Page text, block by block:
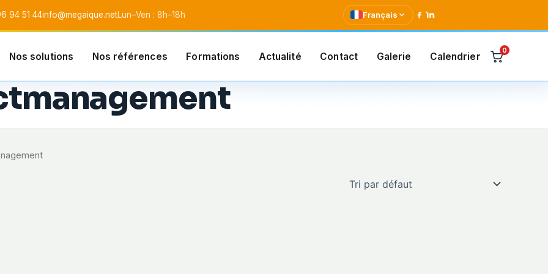
94 51 44info@megaique.netLun–Ven : 8h–18h Français
Nos solutions Nos références Formations Actualité Contact Galerie Calendrier
0